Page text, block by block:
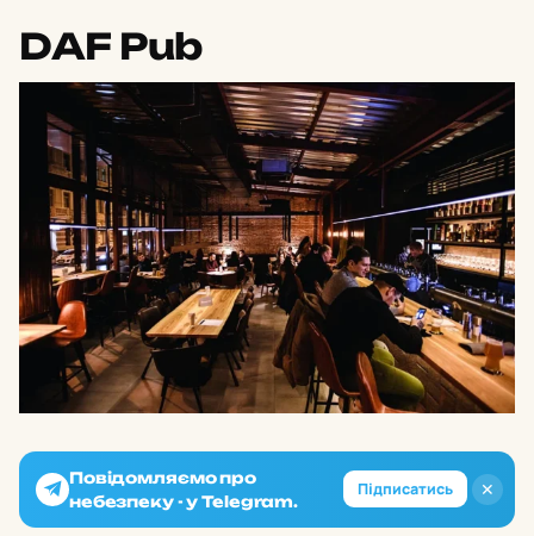
DAF Pub
✕
Повідомляємо про
небезпеку - у Telegram.
Підписатись